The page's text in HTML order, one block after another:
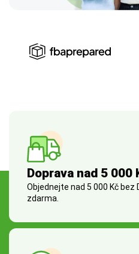
Doprava nad 5 000
Objednejte nad 5 000 Kč bez
zdarma.